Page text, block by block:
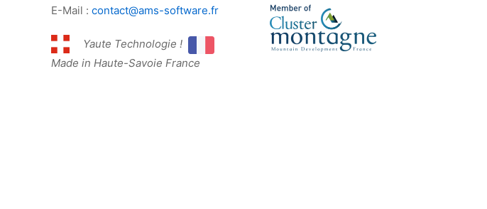
E-Mail : contact@ams-software.fr
Yaute Technologie !
Made in Haute-Savoie France